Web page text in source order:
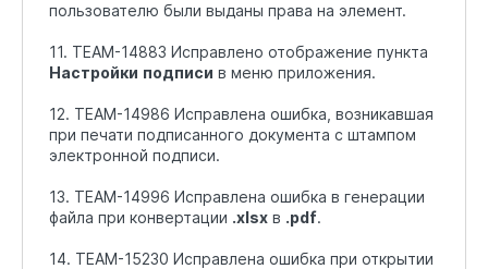
пользователю были выданы права на элемент.
11. TEAM-14883 Исправлено отображение пункта
Настройки подписи в меню приложения.
12. TEAM-14986 Исправлена ошибка, возникавшая
при печати подписанного документа с штампом
электронной подписи.
13. TEAM-14996 Исправлена ошибка в генерации
файла при конвертации .xlsx в .pdf.
14. TEAM-15230 Исправлена ошибка при открытии